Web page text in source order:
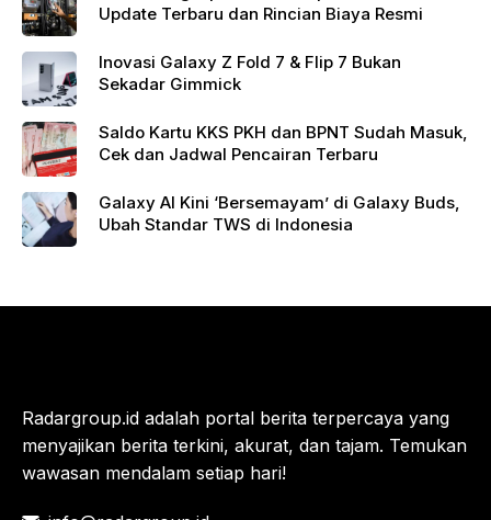
Update Terbaru dan Rincian Biaya Resmi
Inovasi Galaxy Z Fold 7 & Flip 7 Bukan
Sekadar Gimmick
Saldo Kartu KKS PKH dan BPNT Sudah Masuk,
Cek dan Jadwal Pencairan Terbaru
Galaxy AI Kini ‘Bersemayam’ di Galaxy Buds,
Ubah Standar TWS di Indonesia
Radargroup.id adalah portal berita terpercaya yang
menyajikan berita terkini, akurat, dan tajam. Temukan
wawasan mendalam setiap hari!